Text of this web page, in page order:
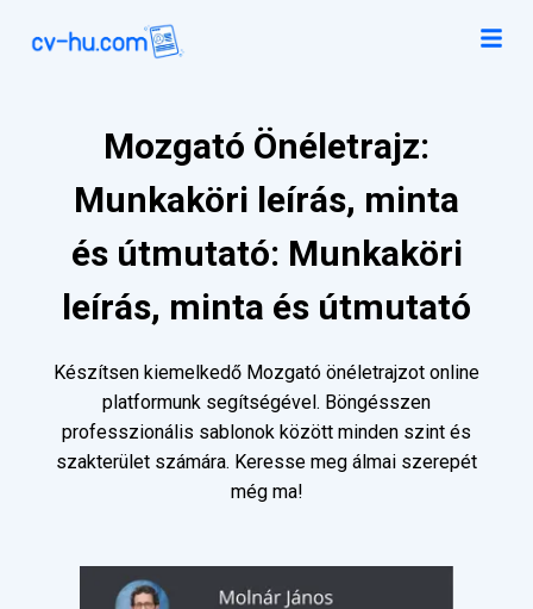
Mozgató Önéletrajz:
Munkaköri leírás, minta
és útmutató: Munkaköri
leírás, minta és útmutató
Készítsen kiemelkedő Mozgató önéletrajzot online
platformunk segítségével. Böngésszen
professzionális sablonok között minden szint és
szakterület számára. Keresse meg álmai szerepét
még ma!